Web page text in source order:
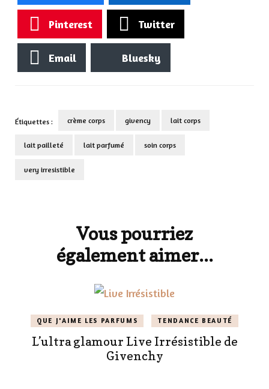
Pinterest Twitter
Email Bluesky
Étiquettes : crème corps givency lait corps
lait pailleté lait parfumé soin corps
very irresistible
Vous pourriez
également aimer...
QUE J'AIME LES PARFUMS TENDANCE BEAUTÉ
L’ultra glamour Live Irrésistible de
Givenchy